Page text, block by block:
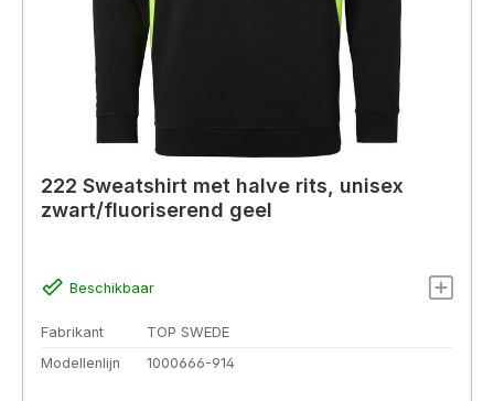
222 Sweatshirt met halve rits, unisex
zwart/fluoriserend geel
Beschikbaar
Fabrikant
TOP SWEDE
Modellenlijn
1000666-914